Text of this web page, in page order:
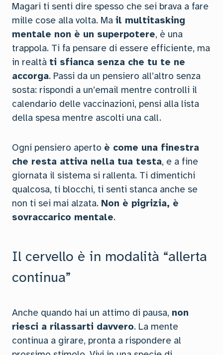
Magari ti senti dire spesso che sei brava a fare
mille cose alla volta. Ma il multitasking
mentale non è un superpotere, è una
trappola. Ti fa pensare di essere efficiente, ma
in realtà ti sfianca senza che tu te ne
accorga. Passi da un pensiero all’altro senza
sosta: rispondi a un’email mentre controlli il
calendario delle vaccinazioni, pensi alla lista
della spesa mentre ascolti una call.
Ogni pensiero aperto è come una finestra
che resta attiva nella tua testa, e a fine
giornata il sistema si rallenta. Ti dimentichi
qualcosa, ti blocchi, ti senti stanca anche se
non ti sei mai alzata. Non è pigrizia, è
sovraccarico mentale.
Il cervello è in modalità “allerta
continua”
Anche quando hai un attimo di pausa, non
riesci a rilassarti davvero. La mente
continua a girare, pronta a rispondere al